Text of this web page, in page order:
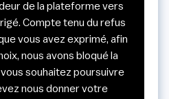
de la plateforme vers
Compte tenu du refus
vous avez exprimé, afin
nous avons bloqué la
souhaitez poursuivre
nous donner votre